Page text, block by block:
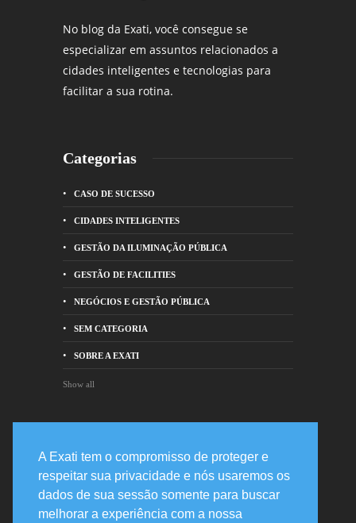
No blog da Exati, você consegue se
especializar em assuntos relacionados a
cidades inteligentes e tecnologias para
facilitar a sua rotina.
Categorias
CASO DE SUCESSO
CIDADES INTELIGENTES
GESTÃO DA ILUMINAÇÃO PÚBLICA
GESTÃO DE FACILITIES
NEGÓCIOS E GESTÃO PÚBLICA
SEM CATEGORIA
SOBRE A EXATI
Show all
Entre em contato
Rua Prof. Joaquim de Mattos Barreto,
478 82200-210 - Curitiba, PR
A Exati tem o compromisso de proteger e
respeitar sua privacidade e nós usaremos os
dados de sua sessão somente para buscar
melhorar a experiência com a nossa